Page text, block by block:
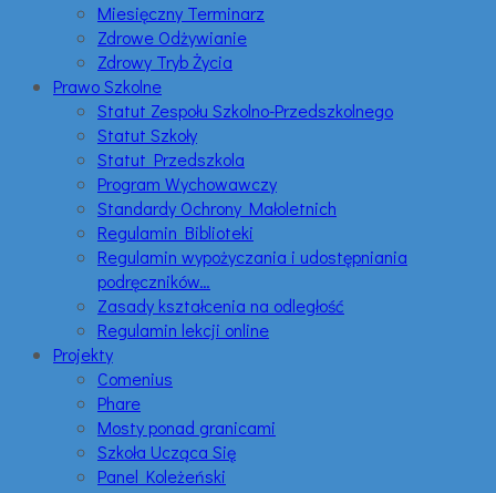
Miesięczny Terminarz
Zdrowe Odżywianie
Zdrowy Tryb Życia
Prawo Szkolne
Statut Zespołu Szkolno-Przedszkolnego
Statut Szkoły
Statut Przedszkola
Program Wychowawczy
Standardy Ochrony Małoletnich
Regulamin Biblioteki
Regulamin wypożyczania i udostępniania
podręczników…
Zasady kształcenia na odległość
Regulamin lekcji online
Projekty
Comenius
Phare
Mosty ponad granicami
Szkoła Ucząca Się
Panel Koleżeński